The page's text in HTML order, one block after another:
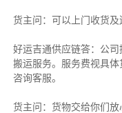
货主问：可以上门收货及
好运吉通供应链答：公司
搬运服务。服务费视具
咨询客服。
货主问：货物交给你们放